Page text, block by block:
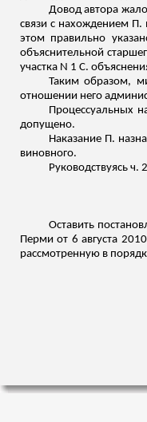
Довод автора
связи с нахождением П.
этом правильно
объяснительной
участка N 1 С.
Таким образом,
отношении него
Процессуальных
допущено.
Наказание П.
виновного.
Руководствуясь
Оставить
Перми от 6 августа
рассмотренную в